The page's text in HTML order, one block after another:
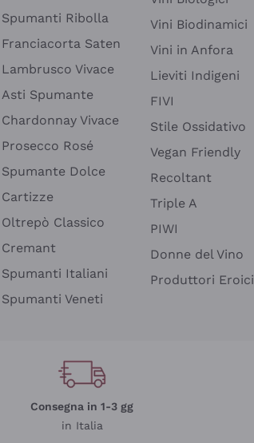
Spumanti Ribolla
Franciacorta Saten
Lambrusco Vivace
Asti Spumante
Chardonnay Vivace
Prosecco Rosé
Spumante Dolce
Cartizze
Oltrepò Classico
Cremant
Spumanti Italiani
Spumanti Veneti
Vini Biodinamici
Vini in Anfora
Lieviti Indigeni
FIVI
Stile Ossidativo
Vegan Friendly
Recoltant
Triple A
PIWI
Donne del Vino
Produttori Eroici
Consegna in 1-3 gg
in Italia